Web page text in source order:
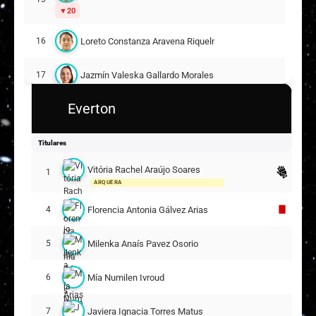
20
16 Loreto Constanza Aravena Riquelme
17 Jazmín Valeska Gallardo Morales
Camille Ignacia Iluffi Neira
30
Bárbara Monserrat Sepúlveda Ormeño
Céfora Aihara Esparza Sepúlveda
Karen Patricia Méndez Carrasco
9
Everton
Titulares
1 Vitória Rachel Araújo Soares
ARQUERA
4 Florencia Antonia Gálvez Arias
5 Milenka Anaís Pavez Osorio
6 Mía Numilen Ivroud
7 Javiera Ignacia Torres Matus